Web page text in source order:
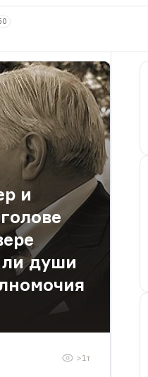
и
души
>1т